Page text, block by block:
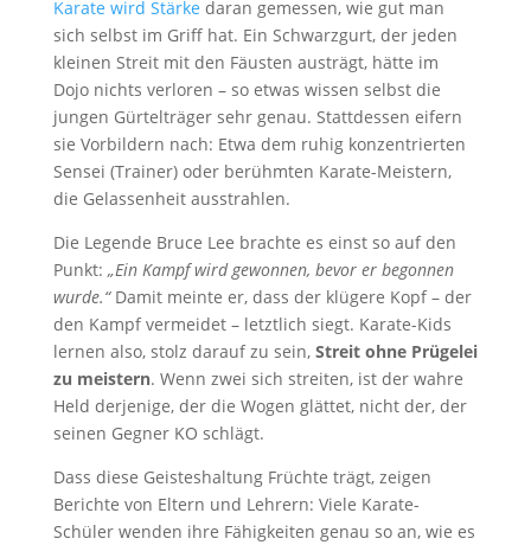
Karate wird Stärke daran gemessen, wie gut man
sich selbst im Griff hat. Ein Schwarzgurt, der jeden
kleinen Streit mit den Fäusten austrägt, hätte im
Dojo nichts verloren – so etwas wissen selbst die
jungen Gürtelträger sehr genau. Stattdessen eifern
sie Vorbildern nach: Etwa dem ruhig konzentrierten
Sensei (Trainer) oder berühmten Karate-Meistern,
die Gelassenheit ausstrahlen.
Die Legende Bruce Lee brachte es einst so auf den
Punkt: „Ein Kampf wird gewonnen, bevor er begonnen
wurde.“Damit meinte er, dass der klügere Kopf – der
den Kampf vermeidet – letztlich siegt. Karate-Kids
lernen also, stolz darauf zu sein, Streit ohne Prügelei
zu meistern. Wenn zwei sich streiten, ist der wahre
Held derjenige, der die Wogen glättet, nicht der, der
seinen Gegner KO schlägt.
Dass diese Geisteshaltung Früchte trägt, zeigen
Berichte von Eltern und Lehrern: Viele Karate-
Schüler wenden ihre Fähigkeiten genau so an, wie es